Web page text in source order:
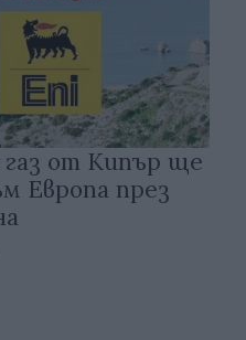
от Кипър ще
Европа през